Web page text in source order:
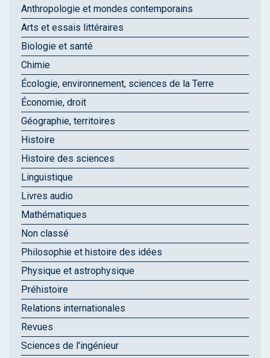
Anthropologie et mondes contemporains
Arts et essais littéraires
Biologie et santé
Chimie
Écologie, environnement, sciences de la Terre
Économie, droit
Géographie, territoires
Histoire
Histoire des sciences
Linguistique
Livres audio
Mathématiques
Non classé
Philosophie et histoire des idées
Physique et astrophysique
Préhistoire
Relations internationales
Revues
Sciences de l'ingénieur